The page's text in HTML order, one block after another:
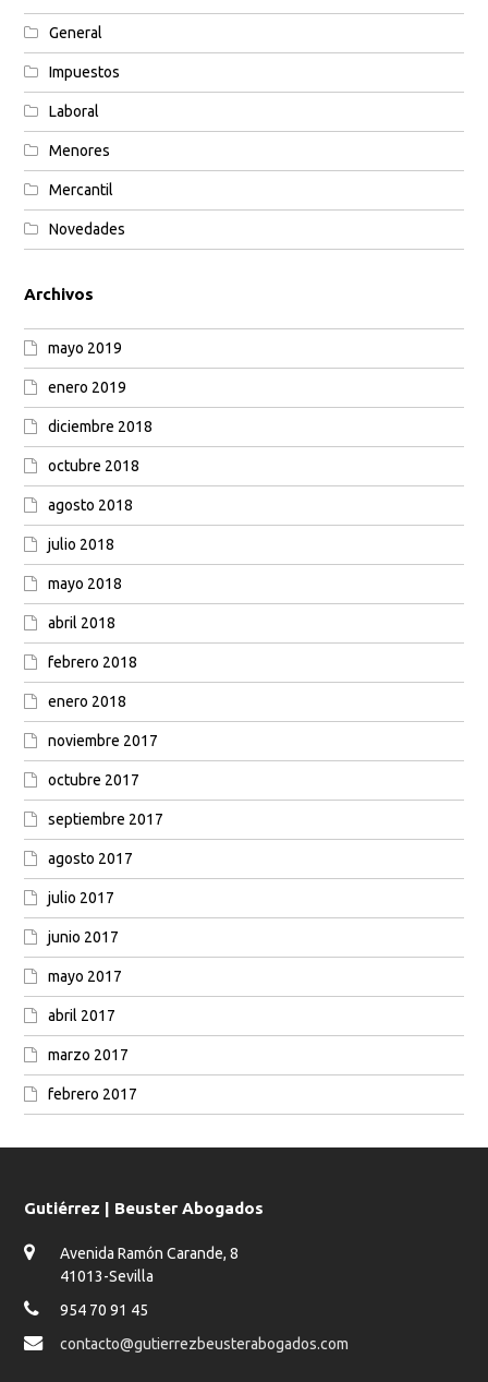
General
Impuestos
Laboral
Menores
Mercantil
Novedades
Archivos
mayo 2019
enero 2019
diciembre 2018
octubre 2018
agosto 2018
julio 2018
mayo 2018
abril 2018
febrero 2018
enero 2018
noviembre 2017
octubre 2017
septiembre 2017
agosto 2017
julio 2017
junio 2017
mayo 2017
abril 2017
marzo 2017
febrero 2017
Gutiérrez | Beuster Abogados
Avenida Ramón Carande, 8
41013-Sevilla
954 70 91 45
contacto@gutierrezbeusterabogados.com